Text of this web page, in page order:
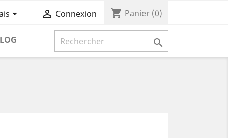
  Connexion shopping_cart Panier (0)
